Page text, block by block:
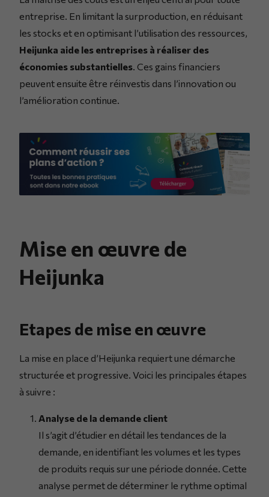
entreprise. En limitant la surproduction, en réduisant
les stocks et en optimisant l’utilisation des ressources,
Heijunka aide les entreprises à réaliser des
économies substantielles. Ces gains financiers
peuvent ensuite être réinvestis dans l’innovation ou
l’amélioration continue.
Mise en œuvre de
Heijunka
Etapes de mise en œuvre
La mise en place d’Heijunka requiert une démarche
structurée et progressive. Voici les principales étapes
à suivre :
Analyse de la demande client
Il s’agit d’étudier en détail les tendances de la
demande, en identifiant les volumes et les types
de produits requis sur une période donnée. Cette
analyse permet de déterminer le rythme optimal